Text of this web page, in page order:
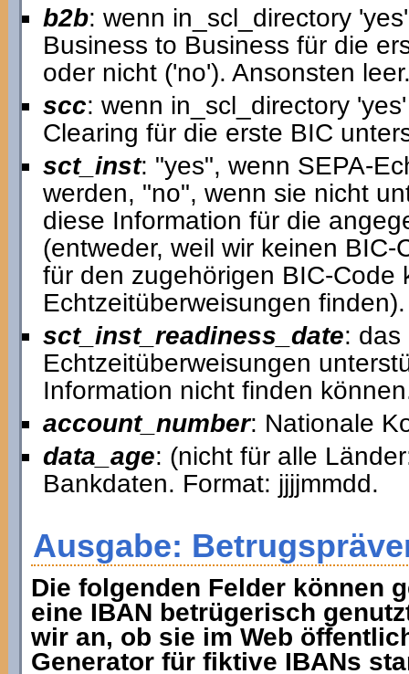
b2b: wenn in_scl_directory
Business to Business für die
oder nicht ('no'). Ansonsten
scc: wenn in_scl_directory
Clearing für die erste BIC
sct_inst: "yes", wenn SEPA-
werden, "no", wenn sie nicht
diese Information für die
(entweder, weil wir keinen
für den zugehörigen BIC-Code
Echtzeitüberweisungen finden).
sct_inst_readiness_date: das
Echtzeitüberweisungen
Information nicht finden
account_number: Nationale
data_age: (nicht für alle
Bankdaten. Format: jjjjmmdd.
Ausgabe:
Die folgenden Felder können
eine IBAN betrügerisch
wir an, ob sie im Web
Generator für fiktive IBANs